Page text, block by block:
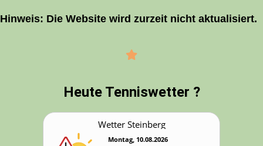
Hin­weis: Die Web­site wird zur­zeit nicht aktualisiert.
Heu­te Tenniswetter ?
Wet­ter Steinberg
Montag, 10.08.2026